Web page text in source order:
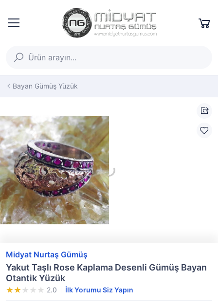
Bayan Gümüş Yüzük
Midyat Nurtaş Gümüş
Yakut Taşlı Rose Kaplama Desenli Gümüş Bayan
Otantik Yüzük
2.0 İlk Yorumu Siz Yapın